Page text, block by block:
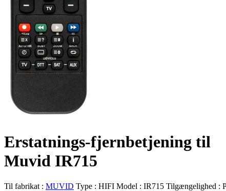
Erstatnings-fjernbetjening til
Muvid IR715
Til fabrikat : MUVID Type : HIFI Model : IR715 Tilgængelighed :